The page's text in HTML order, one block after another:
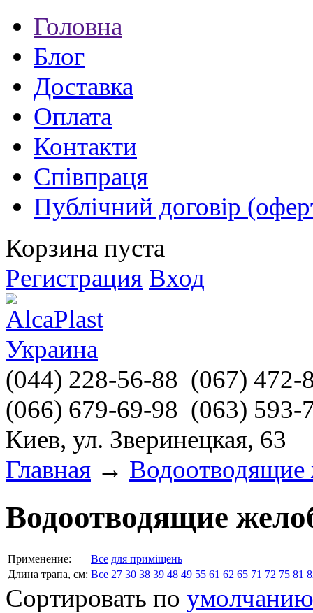
Головна
Блог
Доставка
Оплата
Контакти
Співпраця
Публічний договір
Корзина пуста
Регистрация Вход
(044) 228-56-88 (067) 472-
(066) 679-69-98 (063) 593-
Киев, ул. Зверинецкая, 63
Главная → Водоотводящие
Водоотводящие
Применение: Все для приміщень
Длина трапа, см: Все 27 30 38 39 48 49 55 61 62 65 71 72 75 81
Сортировать по умолчанию